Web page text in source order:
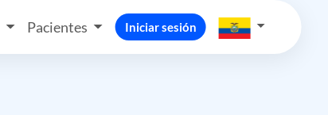
Pacientes Iniciar sesión